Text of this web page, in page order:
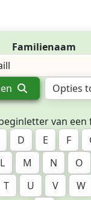
Familienaam
Opties
van een
D E F
L M N O
T U V W